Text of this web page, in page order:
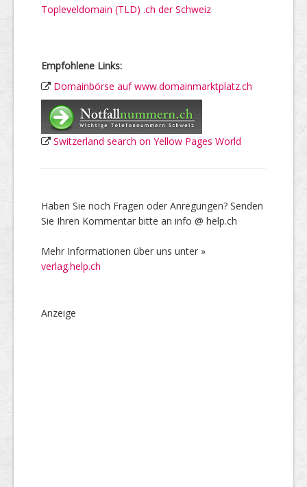
Topleveldomain (TLD) .ch der Schweiz
Empfohlene Links:
Domainbörse auf www.domainmarktplatz.ch
Switzerland search on Yellow Pages World
Haben Sie noch Fragen oder Anregungen? Senden
Sie Ihren Kommentar bitte an info @ help.ch
Mehr Informationen über uns unter »
verlag.help.ch
Anzeige